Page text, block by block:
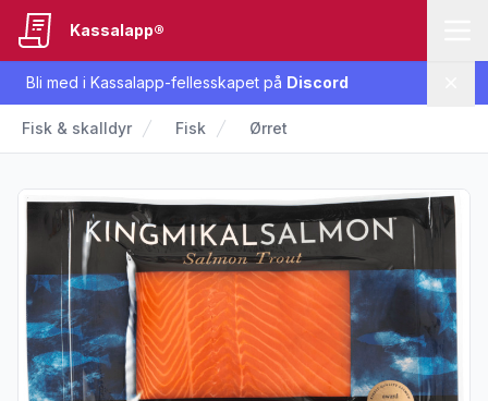
Bli med i Kassalapp-fellesskapet på Discord
Kassalapp®
Fisk & skalldyr Fisk Ørret